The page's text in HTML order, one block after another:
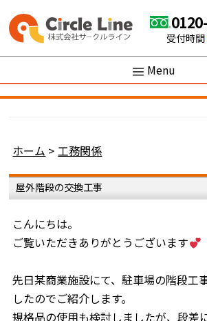
受付時間
Menu
ホーム > 工務関係
屋外階段の交換工事
こんにちは。
ご覧いただきありがとうございます
先日某商業施設にて、駐車場の階段工
したのでご紹介します。
規格品の使用も検討しましたが、段差